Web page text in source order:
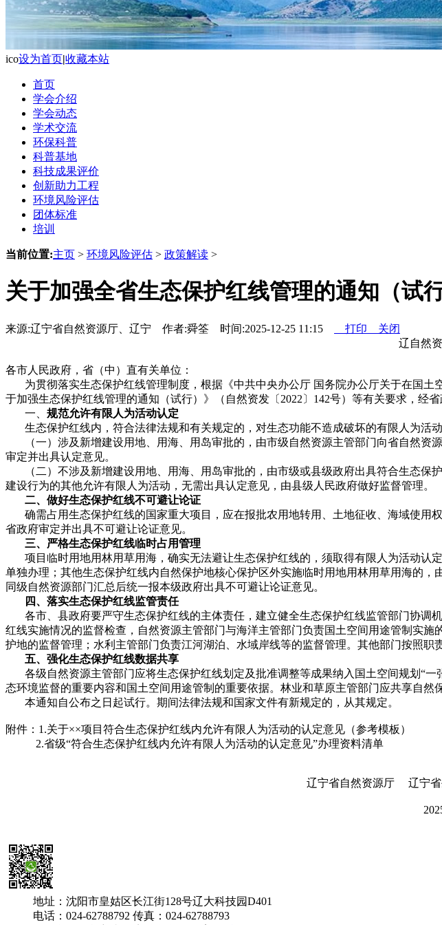
ico设为首页|收藏本站
首页
学会介绍
学会动态
学术交流
环保科普
科普基地
科技成果评价
创新助力工程
环境风险评估
团体标准
培训
当前位置:主页 > 环境风险评估 > 政策解读 >
关于加强全省生态保护红线管理的通知（试行
来源:辽宁省自然资源厅、辽宁 作者:舜筌 时间:2025-12-25 11:15 打印 关闭
辽自然
各市人民政府，省（中）直有关单位：
为贯彻落实生态保护红线管理制度，根据《中共中央办公厅 国务院办公厅关于在国土
于加强生态保护红线管理的通知（试行）》（自然资发〔2022〕142号）等有关要求，经
一、 规范允许有限人为活动认定
生态保护红线内，符合法律法规和有关规定的，对生态功能不造成破坏的有限人为活动
（一）涉及新增建设用地、用海、用岛审批的，由市级自然资源主管部门向省自然资
审定并出具认定意见。
（二）不涉及新增建设用地、用海、用岛审批的，由市级或县级政府出具符合生态保
建设行为的其他允许有限人为活动，无需出具认定意见，由县级人民政府做好监督管理。
二、做好生态保护红线不可避让论证
确需占用生态保护红线的国家重大项目，应在报批农用地转用、土地征收、海域使用
省政府审定并出具不可避让论证意见。
三、严格生态保护红线临时占用管理
项目临时用地用林用草用海，确实无法避让生态保护红线的，须取得有限人为活动认
单独办理；其他生态保护红线内自然保护地核心保护区外实施临时用地用林用草用海的
同级自然资源部门汇总后统一报本级政府出具不可避让论证意见。
四、落实生态保护红线监管责任
各市、县政府要严守生态保护红线的主体责任，建立健全生态保护红线监管部门协调
红线实施情况的监督检查，自然资源主管部门与海洋主管部门负责国土空间用途管制实
护地的监督管理；水利主管部门负责江河湖泊、水域岸线等的监督管理。其他部门按照职
五、强化生态保护红线数据共享
各级自然资源主管部门应将生态保护红线划定及批准调整等成果纳入国土空间规划“一
态环境监督的重要内容和国土空间用途管制的重要依据。林业和草原主管部门应共享自然
本通知自公布之日起试行。期间法律法规和国家文件有新规定的，从其规定。
附件：1.关于××项目符合生态保护红线内允许有限人为活动的认定意见（参考模板）
2.省级“符合生态保护红线内允许有限人为活动的认定意见”办理资料清单
辽宁省自然资源厅 辽宁
地址：沈阳市皇姑区长江街128号辽大科技园D401
电话：024-62788792 传真：024-62788793